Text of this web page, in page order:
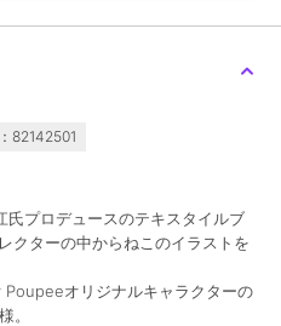
82142501
プロデュースのテキスタイルブ
クターの中からねこのイラストを
オリジナルキャラクターの
。